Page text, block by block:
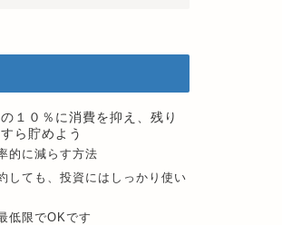
１０％に消費を抑え、残り
ら貯めよう
的に減らす方法
しても、投資にはしっかり使い
低限でOKです